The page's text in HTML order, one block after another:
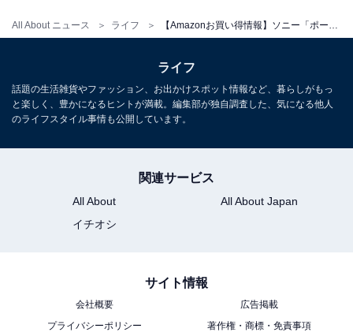
All About ニュース ライフ
ソニー(SONY) ワイヤレススピーカー SRS-ULT10 :防水
IP67/ ULT FIELD 1/パワフル重低音/ロングバッテリー 12
Amazonで見る
ソニー(SONY) ワイヤレススピーカー SRS-XB100:クリア
な と重低音再生/防水・防塵対応 IP67/ロングバッテリー
載/USB Type-C充電 ブラック SRS-XB100 BC
ライフ
話題の生活雑貨やファッション、お出かけスポット情報など、暮らしがもっ
と楽しく、豊かになるヒントが満載。編集部が独自調査した、気になる他人
のライフスタイル事情も公開しています。
関連サービス
All About
All About Japan
イチオシ
サイト情報
会社概要
広告掲載
プライバシーポリシー
著作権・商標・免責事項